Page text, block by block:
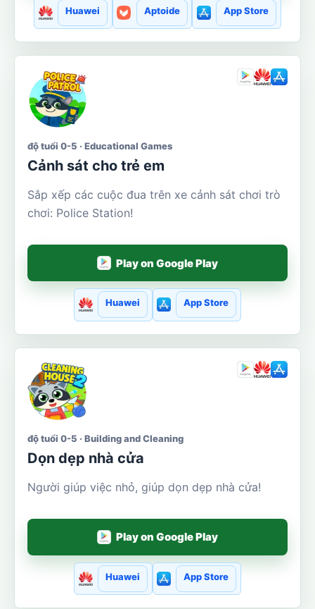
Huawei Aptoide App Store
độ tuổi 0-5 · Educational Games
Cảnh sát cho trẻ em
Sắp xếp các cuộc đua trên xe cảnh sát chơi trò
chơi: Police Station!
Play on Google Play
Huawei App Store
độ tuổi 0-5 · Building and Cleaning
Dọn dẹp nhà cửa
Người giúp việc nhỏ, giúp dọn dẹp nhà cửa!
Play on Google Play
Huawei App Store